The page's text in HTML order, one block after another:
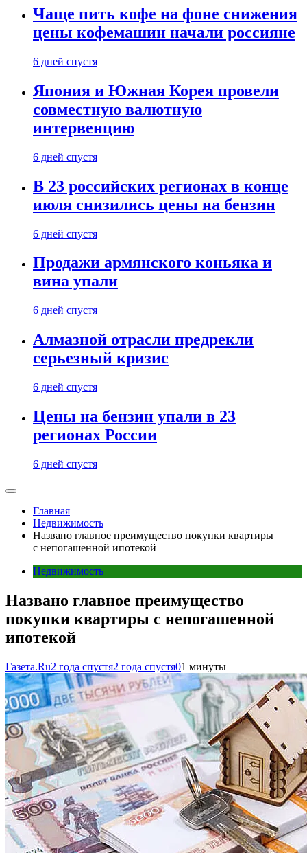
Чаще пить кофе на фоне снижения
цены кофемашин начали россияне
6 дней спустя
Япония и Южная Корея провели
совместную валютную
интервенцию
6 дней спустя
В 23 российских регионах в конце
июля снизились цены на бензин
6 дней спустя
Продажи армянского коньяка и
вина упали
6 дней спустя
Алмазной отрасли предрекли
серьезный кризис
6 дней спустя
Цены на бензин упали в 23
регионах России
6 дней спустя
Главная
Недвижимость
Названо главное преимущество покупки квартиры
с непогашенной ипотекой
Недвижимость
Названо главное преимущество
покупки квартиры с непогашенной
ипотекой
Газета.Ru2 года спустя2 года спустя01 минуты